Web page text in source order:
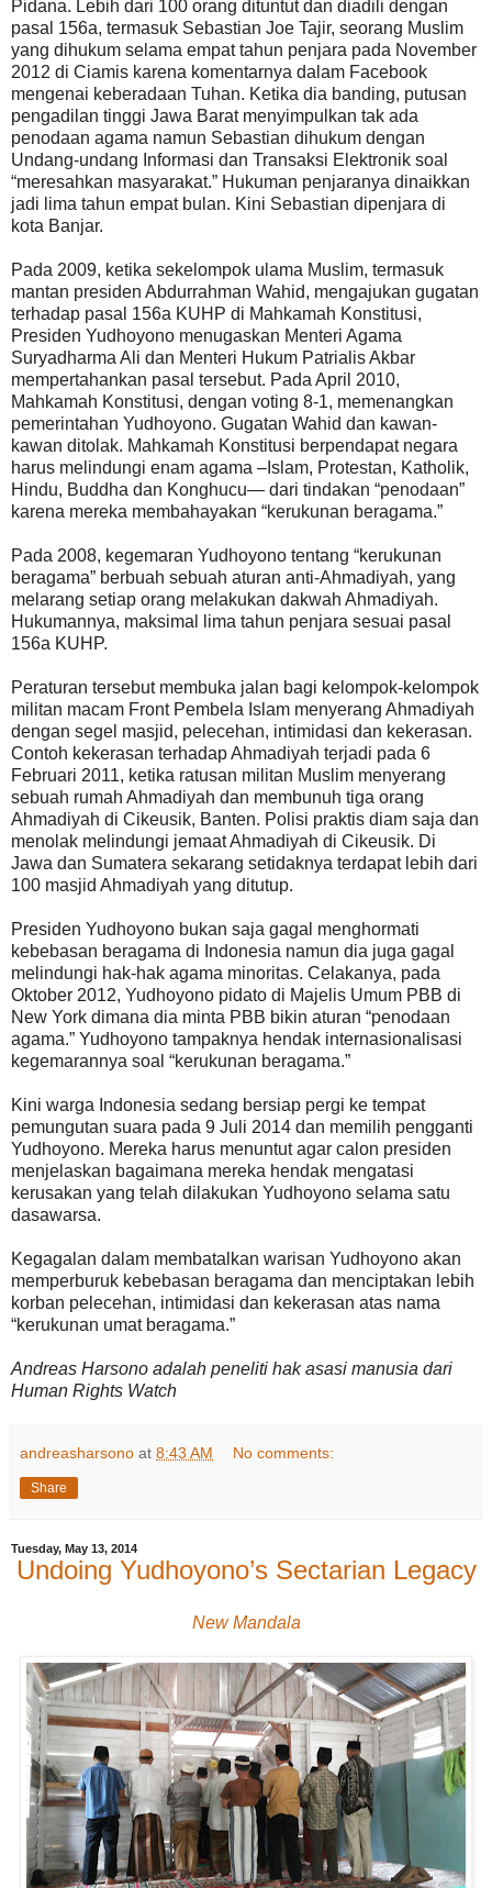
Pidana. Lebih dari 100 orang dituntut dan diadili dengan
pasal 156a, termasuk Sebastian Joe Tajir, seorang Muslim
yang dihukum selama empat tahun penjara pada November
2012 di Ciamis karena komentarnya dalam Facebook
mengenai keberadaan Tuhan. Ketika dia banding, putusan
pengadilan tinggi Jawa Barat menyimpulkan tak ada
penodaan agama namun Sebastian dihukum dengan
Undang-undang Informasi dan Transaksi Elektronik soal
“meresahkan masyarakat.” Hukuman penjaranya dinaikkan
jadi lima tahun empat bulan. Kini Sebastian dipenjara di
kota Banjar.
Pada 2009, ketika sekelompok ulama Muslim, termasuk
mantan presiden Abdurrahman Wahid, mengajukan gugatan
terhadap pasal 156a KUHP di Mahkamah Konstitusi,
Presiden Yudhoyono menugaskan Menteri Agama
Suryadharma Ali dan Menteri Hukum Patrialis Akbar
mempertahankan pasal tersebut. Pada April 2010,
Mahkamah Konstitusi, dengan voting 8-1, memenangkan
pemerintahan Yudhoyono. Gugatan Wahid dan kawan-
kawan ditolak. Mahkamah Konstitusi berpendapat negara
harus melindungi enam agama –Islam, Protestan, Katholik,
Hindu, Buddha dan Konghucu— dari tindakan “penodaan”
karena mereka membahayakan “kerukunan beragama.”
Pada 2008, kegemaran Yudhoyono tentang “kerukunan
beragama” berbuah sebuah aturan anti-Ahmadiyah, yang
melarang setiap orang melakukan dakwah Ahmadiyah.
Hukumannya, maksimal lima tahun penjara sesuai pasal
156a KUHP.
Peraturan tersebut membuka jalan bagi kelompok-kelompok
militan macam Front Pembela Islam menyerang Ahmadiyah
dengan segel masjid, pelecehan, intimidasi dan kekerasan.
Contoh kekerasan terhadap Ahmadiyah terjadi pada 6
Februari 2011, ketika ratusan militan Muslim menyerang
sebuah rumah Ahmadiyah dan membunuh tiga orang
Ahmadiyah di Cikeusik, Banten. Polisi praktis diam saja dan
menolak melindungi jemaat Ahmadiyah di Cikeusik. Di
Jawa dan Sumatera sekarang setidaknya terdapat lebih dari
100 masjid Ahmadiyah yang ditutup.
Presiden Yudhoyono bukan saja gagal menghormati
kebebasan beragama di Indonesia namun dia juga gagal
melindungi hak-hak agama minoritas. Celakanya, pada
Oktober 2012, Yudhoyono pidato di Majelis Umum PBB di
New York dimana dia minta PBB bikin aturan “penodaan
agama.” Yudhoyono tampaknya hendak internasionalisasi
kegemarannya soal “kerukunan beragama.”
Kini warga Indonesia sedang bersiap pergi ke tempat
pemungutan suara pada 9 Juli 2014 dan memilih pengganti
Yudhoyono. Mereka harus menuntut agar calon presiden
menjelaskan bagaimana mereka hendak mengatasi
kerusakan yang telah dilakukan Yudhoyono selama satu
dasawarsa.
Kegagalan dalam membatalkan warisan Yudhoyono akan
memperburuk kebebasan beragama dan menciptakan lebih
korban pelecehan, intimidasi dan kekerasan atas nama
“kerukunan umat beragama.”
Andreas Harsono adalah peneliti hak asasi manusia dari
Human Rights Watch
andreasharsono at 8:43 AM No comments:
Share
Tuesday, May 13, 2014
Undoing Yudhoyono’s Sectarian Legacy
New Mandala